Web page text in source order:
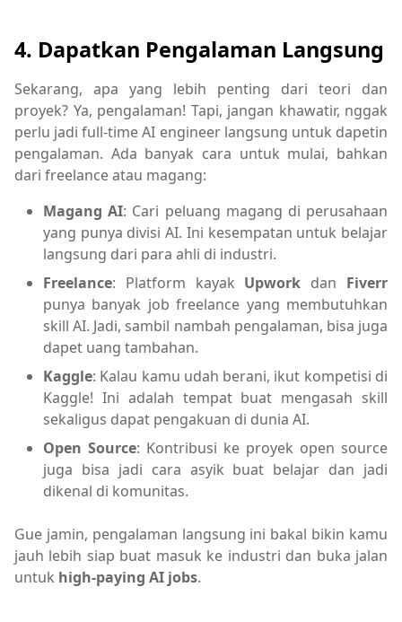
4. Dapatkan Pengalaman Langsung
Sekarang, apa yang lebih penting dari teori dan
proyek? Ya, pengalaman! Tapi, jangan khawatir, nggak
perlu jadi full-time AI engineer langsung untuk dapetin
pengalaman. Ada banyak cara untuk mulai, bahkan
dari freelance atau magang:
Magang AI: Cari peluang magang di perusahaan
yang punya divisi AI. Ini kesempatan untuk belajar
langsung dari para ahli di industri.
Freelance: Platform kayak Upwork dan Fiverr
punya banyak job freelance yang membutuhkan
skill AI. Jadi, sambil nambah pengalaman, bisa juga
dapet uang tambahan.
Kaggle: Kalau kamu udah berani, ikut kompetisi di
Kaggle! Ini adalah tempat buat mengasah skill
sekaligus dapat pengakuan di dunia AI.
Open Source: Kontribusi ke proyek open source
juga bisa jadi cara asyik buat belajar dan jadi
dikenal di komunitas.
Gue jamin, pengalaman langsung ini bakal bikin kamu
jauh lebih siap buat masuk ke industri dan buka jalan
untuk high-paying AI jobs.